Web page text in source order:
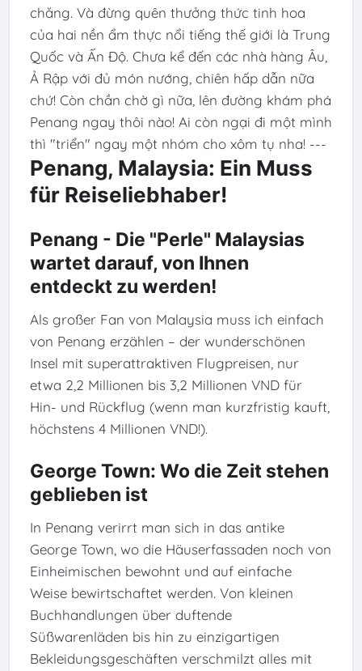
chăng. Và đừng quên thưởng thức tinh hoa
của hai nền ẩm thực nổi tiếng thế giới là Trung
Quốc và Ấn Độ. Chưa kể đến các nhà hàng Âu,
Ả Rập với đủ món nướng, chiên hấp dẫn nữa
chứ! Còn chần chờ gì nữa, lên đường khám phá
Penang ngay thôi nào! Ai còn ngại đi một mình
thì "triển" ngay một nhóm cho xôm tụ nha! ---
Penang, Malaysia: Ein Muss
für Reiseliebhaber!
Penang - Die "Perle" Malaysias
wartet darauf, von Ihnen
entdeckt zu werden!
Als großer Fan von Malaysia muss ich einfach
von Penang erzählen – der wunderschönen
Insel mit superattraktiven Flugpreisen, nur
etwa 2,2 Millionen bis 3,2 Millionen VND für
Hin- und Rückflug (wenn man kurzfristig kauft,
höchstens 4 Millionen VND!).
George Town: Wo die Zeit stehen
geblieben ist
In Penang verirrt man sich in das antike
George Town, wo die Häuserfassaden noch von
Einheimischen bewohnt und auf einfache
Weise bewirtschaftet werden. Von kleinen
Buchhandlungen über duftende
Süßwarenläden bis hin zu einzigartigen
Bekleidungsgeschäften verschmilzt alles mit